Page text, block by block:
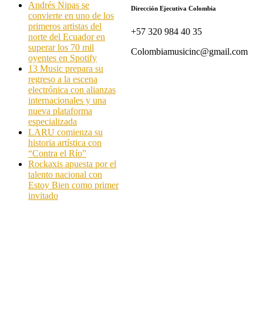
Andrés Nipas se
convierte en uno de los
primeros artistas del
norte del Ecuador en
superar los 70 mil
oyentes en Spotify
13 Music prepara su
regreso a la escena
electrónica con alianzas
internacionales y una
nueva plataforma
especializada
LARU comienza su
historia artística con
“Contra el Río”
Rockaxis apuesta por el
talento nacional con
Estoy Bien como primer
invitado
Dirección Ejecutiva Colombia
+57 320 984 40 35
Colombiamusicinc@gmail.com